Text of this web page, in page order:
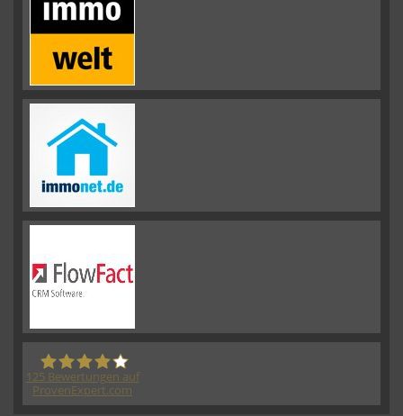
125 Bewertungen auf
ProvenExpert.com